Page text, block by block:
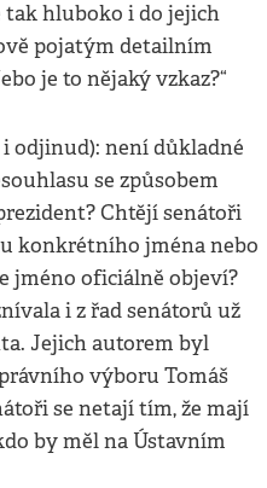
tak hluboko i do jejich
pojatým detailním
je to nějaký vzkaz?“
odjinud): není důkladné
se způsobem
Chtějí senátoři
konkrétního jména nebo
jméno oficiálně objeví?
i z řad senátorů už
Jejich autorem byl
výboru Tomáš
se netají tím, že mají
by měl na Ústavním